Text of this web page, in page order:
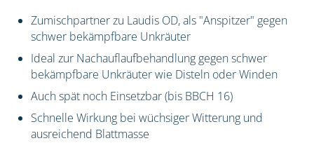
Zumischpartner zu Laudis OD, als "Anspitzer" gegen
schwer bekämpfbare Unkräuter
Ideal zur Nachauflaufbehandlung gegen schwer
bekämpfbare Unkräuter wie Disteln oder Winden
Auch spät noch Einsetzbar (bis BBCH 16)
Schnelle Wirkung bei wüchsiger Witterung und
ausreichend Blattmasse